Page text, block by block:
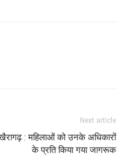
Next article
: महिलाओं को उनके अधिकारों
के प्रति किया गया जागरूक